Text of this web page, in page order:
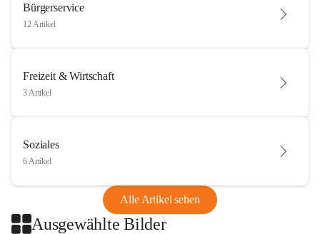
Bürgerservice
12 Artikel
Freizeit & Wirtschaft
3 Artikel
Soziales
6 Artikel
Alle Artikel sehen
Ausgewählte Bilder